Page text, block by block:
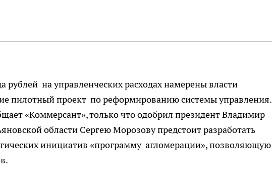
на управленческих расходах намерены власти
пилотный проект по реформированию системы управления.
«Коммерсант», только что одобрил президент Владимир
области Сергею Морозову предстоит разработать
инициатив «программу агломерации», позволяющую